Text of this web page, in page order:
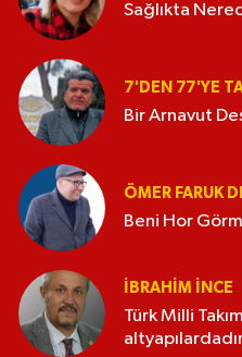
Sağlıkta
7'DEN 77'YE
Bir Arnavut
ÖMER FARUK
Beni Hor
İBRAHIM İNCE
Türk Milli